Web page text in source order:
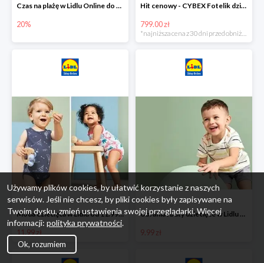
Czas na plażę w Lidlu Online do -20%
20%
Hit cenowy - CYBEX Fotelik dziecięcy samochodowy Pallasfix grupa I-III, 9-36 kg
799.00 zł
Moda dziecięca w Lidlu od 11.99 zł
11.99 zł
Ubrania i buty dziecięce w Lidlu Online od 9,99 zł
9.99 zł
Używamy plików cookies, by ułatwić korzystanie z naszych
serwisów. Jeśli nie chcesz, by pliki cookies były zapisywane na
Twoim dysku, zmień ustawienia swojej przeglądarki. Więcej
informacji: polityka prywatności.
Ok, rozumiem